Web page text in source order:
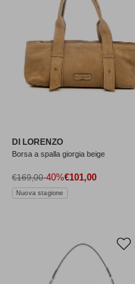
DI LORENZO
Borsa a spalla giorgia beige
Prezzo di vendita
€101,00
Prezzo normale
€169,00-40%
Nuova stagione